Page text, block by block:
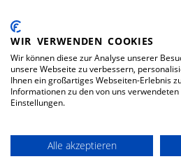
LEGAL
DOWNLOADS
WIR VERWENDEN COOKIES
Wir können diese zur Analyse unserer
unsere Webseite zu verbessern,
Ihnen ein großartiges Webseiten-Erlebnis
Informationen zu den von uns
Einstellungen.
Alle akzeptieren